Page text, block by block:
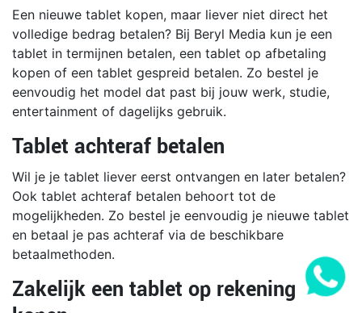
Een nieuwe tablet kopen, maar liever niet direct het
volledige bedrag betalen? Bij Beryl Media kun je een
tablet in termijnen betalen, een tablet op afbetaling
kopen of een tablet gespreid betalen. Zo bestel je
eenvoudig het model dat past bij jouw werk, studie,
entertainment of dagelijks gebruik.
Tablet achteraf betalen
Wil je je tablet liever eerst ontvangen en later betalen?
Ook tablet achteraf betalen behoort tot de
mogelijkheden. Zo bestel je eenvoudig je nieuwe tablet
en betaal je pas achteraf via de beschikbare
betaalmethoden.
Zakelijk een tablet op rekening